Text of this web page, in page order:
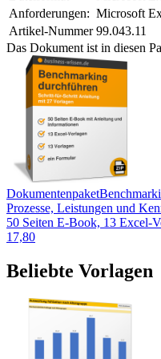
Anforderungen: Microsoft
Artikel-Nummer 99.043.11
Das Dokument ist in diesen
Dokumentenpaket
Prozesse, Leistungen und
50 Seiten E-Book, 13 Excel-
17,80
Beliebte Vorlagen